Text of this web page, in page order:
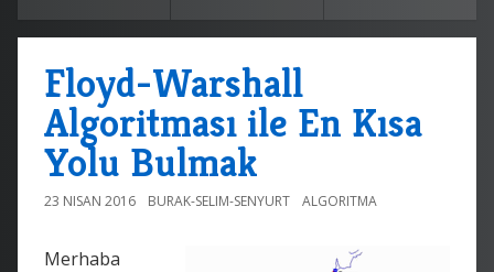
Floyd-Warshall
Algoritması ile En Kısa
Yolu Bulmak
23 NISAN 2016 BURAK-SELIM-SENYURT ALGORITMA
Merhaba